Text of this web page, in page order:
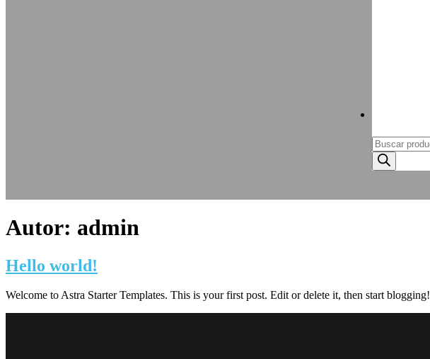
Autor: admin
Hello world!
Welcome to Astra Starter Templates. This is your first post. Edit or delete it, then start blogging!